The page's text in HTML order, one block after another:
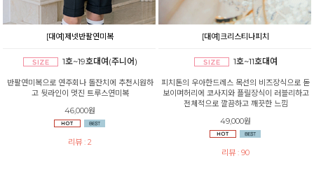
[대여]제넷반팔연미복
1호~19호대여(주니어)
반팔연미복으로 연주회나 돌잔치에 추천시원하
고 뒷라인이 멋진 트루스연미복
46,000원
리뷰 : 2
[대여]크리스티나피치
1호~11호대여
피치톤의 우아한드레스 목선의 비즈장식으로 돋
보이며허리에 코사지와 플릴장식이 러블리하고
전체적으로 깔끔하고 깨끗한 느낌
49,000원
리뷰 : 90